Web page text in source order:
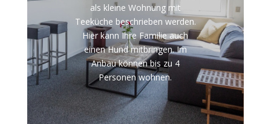
als kleine Wohnung mit
Teeküche beschrieben werden.
Hier kann Ihre Familie auch
einen Hund mitbringen. Im
Anbau können bis zu 4
Personen wohnen.